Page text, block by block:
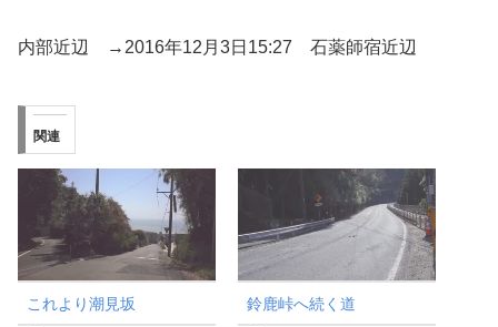
内部近辺 →2016年12月3日15:27 石薬師宿近辺
関連
これより潮見坂
鈴鹿峠へ続く道